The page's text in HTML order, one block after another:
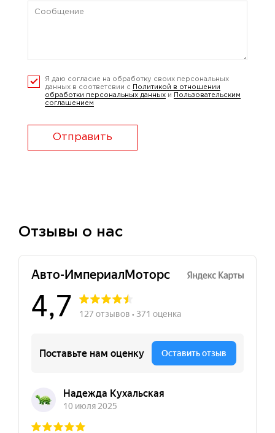
Я даю согласие на обработку своих персональных
данных в соответсвии с
Политикой в отношении
обработки персональных данных и
Пользовательским
соглашением
Отправить
Отзывы о нас